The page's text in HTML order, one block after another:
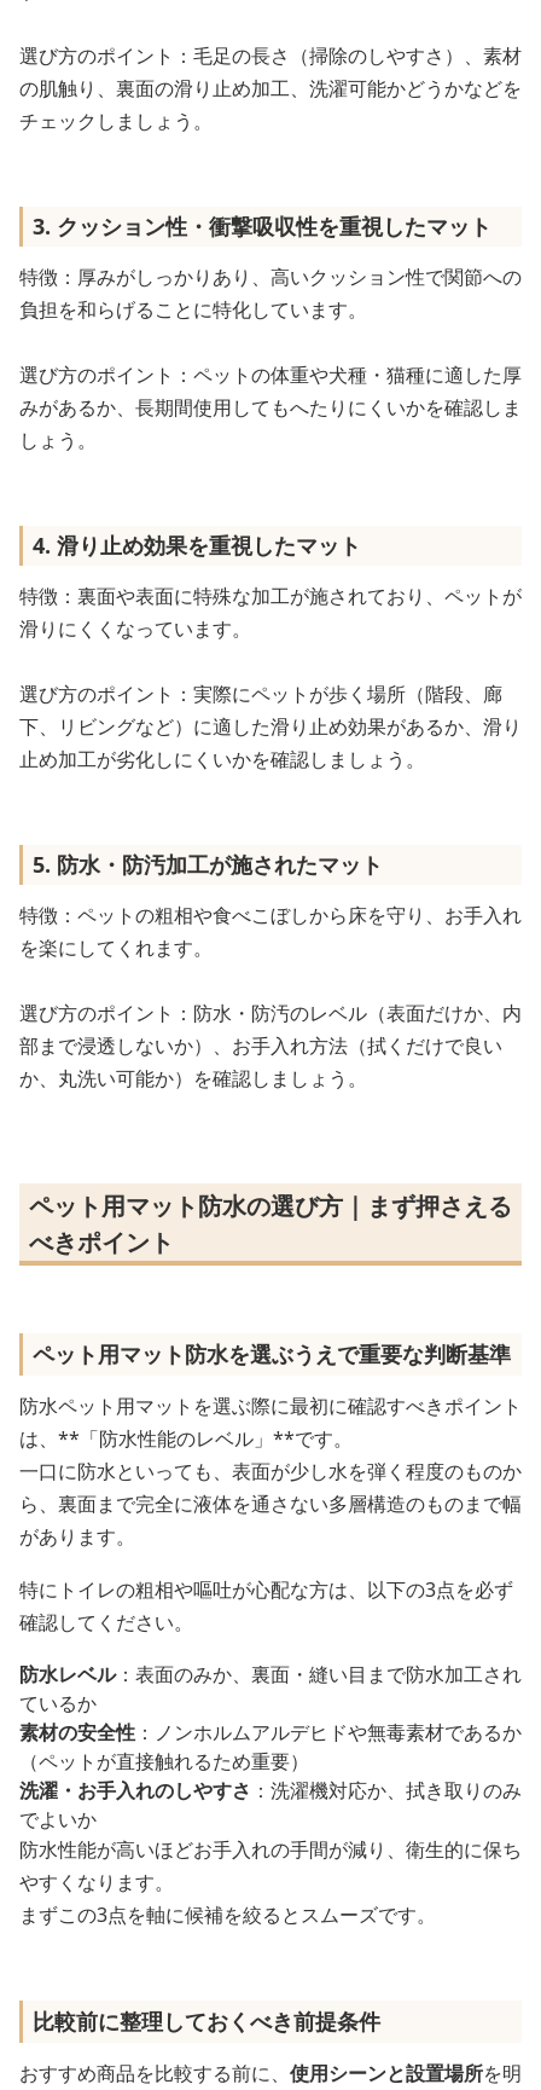
選び方のポイント：毛足の長さ（掃除のしやすさ）、素材
の肌触り、裏面の滑り止め加工、洗濯可能かどうかなどを
チェックしましょう。
3. クッション性・衝撃吸収性を重視したマット
特徴：厚みがしっかりあり、高いクッション性で関節への
負担を和らげることに特化しています。
選び方のポイント：ペットの体重や犬種・猫種に適した厚
みがあるか、長期間使用してもへたりにくいかを確認しま
しょう。
4. 滑り止め効果を重視したマット
特徴：裏面や表面に特殊な加工が施されており、ペットが
滑りにくくなっています。
選び方のポイント：実際にペットが歩く場所（階段、廊
下、リビングなど）に適した滑り止め効果があるか、滑り
止め加工が劣化しにくいかを確認しましょう。
5. 防水・防汚加工が施されたマット
特徴：ペットの粗相や食べこぼしから床を守り、お手入れ
を楽にしてくれます。
選び方のポイント：防水・防汚のレベル（表面だけか、内
部まで浸透しないか）、お手入れ方法（拭くだけで良い
か、丸洗い可能か）を確認しましょう。
ペット用マット防水の選び方｜まず押さえる
べきポイント
ペット用マット防水を選ぶうえで重要な判断基準
防水ペット用マットを選ぶ際に最初に確認すべきポイント
は、**「防水性能のレベル」**です。
一口に防水といっても、表面が少し水を弾く程度のものか
ら、裏面まで完全に液体を通さない多層構造のものまで幅
があります。
特にトイレの粗相や嘔吐が心配な方は、以下の3点を必ず
確認してください。
防水レベル：表面のみか、裏面・縫い目まで防水加工され
ているか
素材の安全性 ：ノンホルムアルデヒドや無毒素材であるか
（ペットが直接触れるため重要）
洗濯・お手入れのしやすさ ：洗濯機対応か、拭き取りのみ
でよいか
防水性能が高いほどお手入れの手間が減り、衛生的に保ち
やすくなります。
まずこの3点を軸に候補を絞るとスムーズです。
比較前に整理しておくべき前提条件
おすすめ商品を比較する前に、 使用シーンと設置場所を明